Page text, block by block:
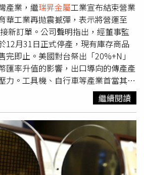
產業，繼瑞昇金屬工業宣布結束營業
華工業再拋震撼彈，表示將營運至
新訂單。公司聲明指出，經董事監
12月31日正式停產，現有庫存商品
完即止。美國對台祭出「20%+N」
匯率升值的影響，出口導向的傳產產
力。工具機、自行車等產業首當其
歇業的消息，形同站在這波產業風暴
前，老牌半導體材料商「瑞昇金屬工
日前於官網發出公告，因為財務困境
具機大廠瀧澤科技也因應景氣壓力，
每週五固定休假制」，初步規劃為
況再做調整。公司強調，這項策略是
待景氣回暖。根據勞動部最新統計，
繼續閱讀